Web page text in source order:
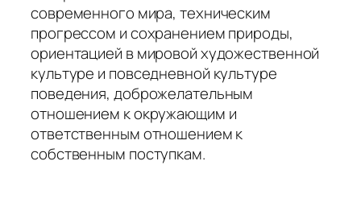
современного мира, техническим
прогрессом и сохранением природы,
ориентацией в мировой художественной
культуре и повседневной культуре
поведения, доброжелательным
отношением к окружающим и
ответственным отношением к
собственным поступкам.